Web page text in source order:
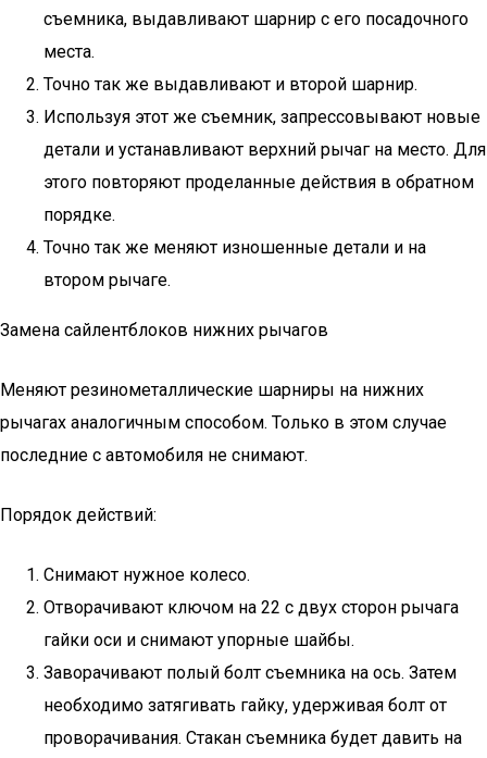
съемника, выдавливают шарнир с его посадочного
места.
Точно так же выдавливают и второй шарнир.
Используя этот же съемник, запрессовывают новые
детали и устанавливают верхний рычаг на место. Для
этого повторяют проделанные действия в обратном
порядке.
Точно так же меняют изношенные детали и на
втором рычаге.
Замена сайлентблоков нижних рычагов
Меняют резинометаллические шарниры на нижних
рычагах аналогичным способом. Только в этом случае
последние с автомобиля не снимают.
Порядок действий:
Снимают нужное колесо.
Отворачивают ключом на 22 с двух сторон рычага
гайки оси и снимают упорные шайбы.
Заворачивают полый болт съемника на ось. Затем
необходимо затягивать гайку, удерживая болт от
проворачивания. Стакан съемника будет давить на